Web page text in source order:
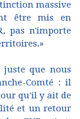
massive
être mis en
pas n'importe
que nous
Comté : il
qu'il y ait de
et un retour